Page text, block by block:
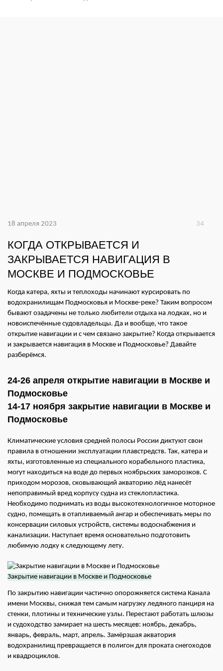
18 апреля 2023 34
КОГДА ОТКРЫВАЕТСЯ И
ЗАКРЫВАЕТСЯ НАВИГАЦИЯ В
МОСКВЕ И ПОДМОСКОВЬЕ
Когда катера, яхты и теплоходы начинают курсировать по
водохранилищам Подмосковья и Москве-реке? Таким вопросом
бывают озадачены не только любители отдыха на лодках, но и
новоиспечённые судовладельцы. Да и вообще, что такое
открытие навигации и с чем связано закрытие? Когда открывается
и закрывается навигация в Москве и Подмосковье? Давайте
разберёмся.
24-26 апреля открытие навигации в Москве и
Подмосковье
14-17 ноября закрытие навигации в Москве и
Подмосковье
Климатические условия средней полосы России диктуют свои
правила в отношении эксплуатации плавстредств. Так, катера и
яхты, изготовленные из специального корабельного пластика,
могут находиться на воде до первых ноябрьских заморозков. С
приходом морозов, сковывающий акваторию лёд нанесёт
непоправимый вред корпусу судна из стеклопластика.
Необходимо поднимать из воды высокотехнологичное моторное
судно, помещать в отапливаемый ангар и обеспечивать меры по
консервации силовых устройств, системы водоснабжения и
канализации. Наступает время основательно подготовить
любимую лодку к следующему лету.
Закрытие навигации в Москве и Подмосковье
По закрытию навигации частично опорожняется система Канала
имени Москвы, снижая тем самым нагрузку ледяного панциря на
стенки, плотины и технические узлы. Перестают работать шлюзы
и судоходство замирает на шесть месяцев: ноябрь, декабрь,
январь, февраль, март, апрель. Замёрзшая акватория
водохранилищ превращается в полигон для проката снегоходов
и квадроциклов.